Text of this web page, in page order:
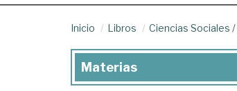
Inicio Libros Ciencias Sociales /
Materias